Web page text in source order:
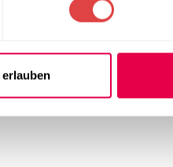
das
und
ist. Ob auf einer
stand und behält dabei